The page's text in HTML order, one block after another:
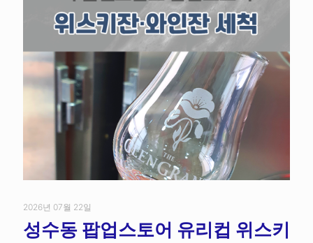
2026년 07월 22일
성수동 팝업스토어 유리컵 위스키